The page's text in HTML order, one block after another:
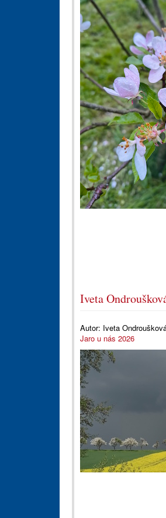
Iveta
Autor: Iveta
Jaro u nás 2026